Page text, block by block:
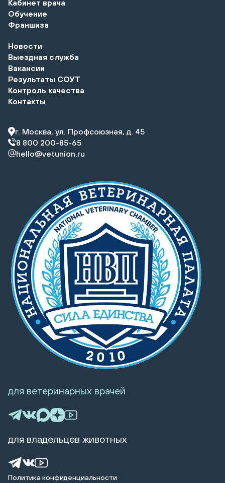
Кабинет врача
Обучение
Франшиза
Новости
Выездная служба
Вакансии
Результаты СОУТ
Контроль качества
Контакты
г. Москва, ул. Профсоюзная, д. 45
8 800 200-85-65
hello@vetunion.ru
Политика конфиденциальности
для ветеринарных врачей
для владельцев животных